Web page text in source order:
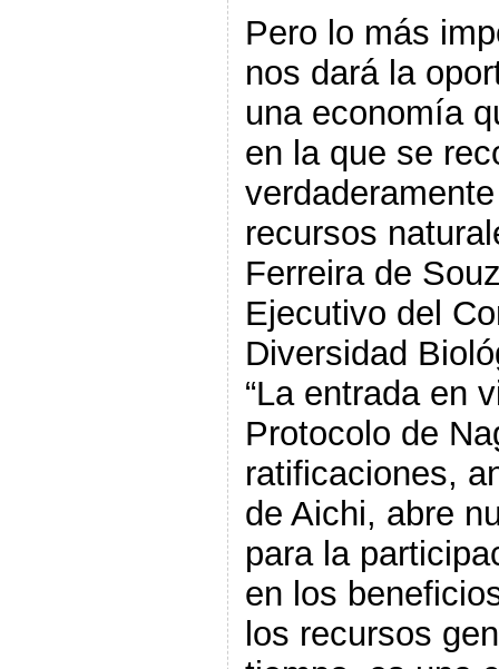
Pero lo más
nos dará la
una economía
en la que se
recursos
Ferreira de
Ejecutivo del
Diversidad
“La entrada en
Protocolo de
ratificaciones,
de Aichi, abre
para la
en los
los recursos